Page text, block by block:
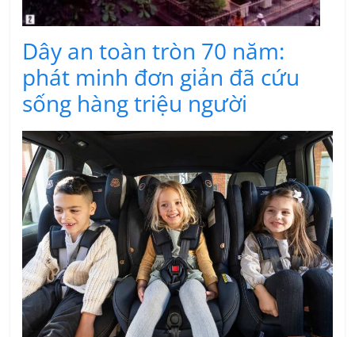
Dây an toàn tròn 70 năm:
phát minh đơn giản đã cứu
sống hàng triệu người